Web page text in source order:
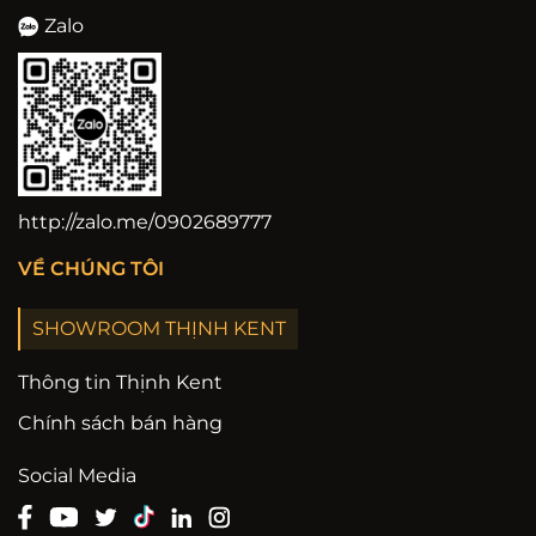
Zalo
http://zalo.me/0902689777
VỀ CHÚNG TÔI
SHOWROOM THỊNH KENT
Thông tin Thịnh Kent
Chính sách bán hàng
Social Media